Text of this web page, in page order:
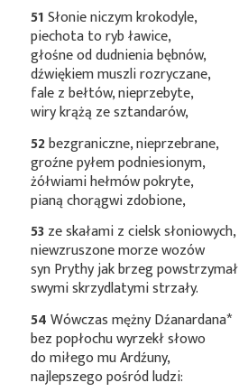
51Słonie niczym krokodyle,
piechota to ryb ławice,
głośne od dudnienia bębnów,
dźwiękiem muszli rozryczane,
fale z bełtów, nieprzebyte,
wiry krążą ze sztandarów,
52bezgraniczne, nieprzebrane,
groźne pyłem podniesionym,
żółwiami hełmów pokryte,
pianą chorągwi zdobione,
53ze skałami z cielsk słoniowych,
niewzruszone morze wozów
syn Prythy jak brzeg powstrzymał
swymi skrzydlatymi strzały.
54Wówczas mężnyDźanardana*
bez popłochu wyrzekł słowo
do miłego mu Ardźuny,
najlepszego pośród ludzi: